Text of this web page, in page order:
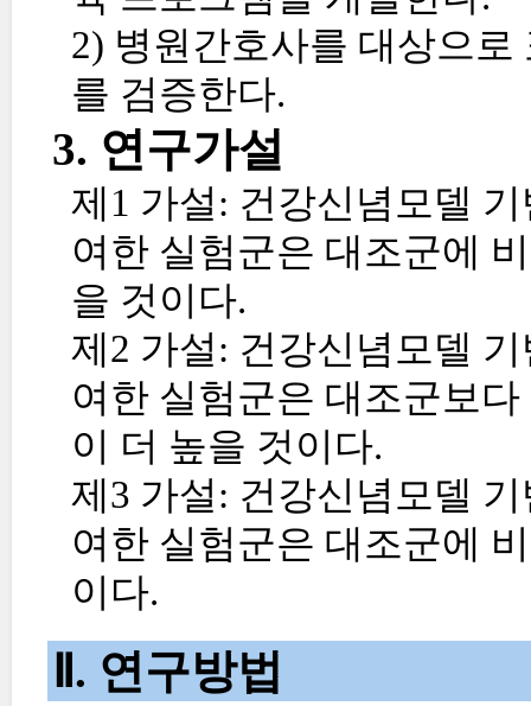
2) 병원간호사를 대상으
를 검증한다.
3. 연구가설
제1 가설: 건강신념모델
여한 실험군은 대조군에
을 것이다.
제2 가설: 건강신념모델
여한 실험군은 대조군보
이 더 높을 것이다.
제3 가설: 건강신념모델
여한 실험군은 대조군에
이다.
Ⅱ. 연구방법